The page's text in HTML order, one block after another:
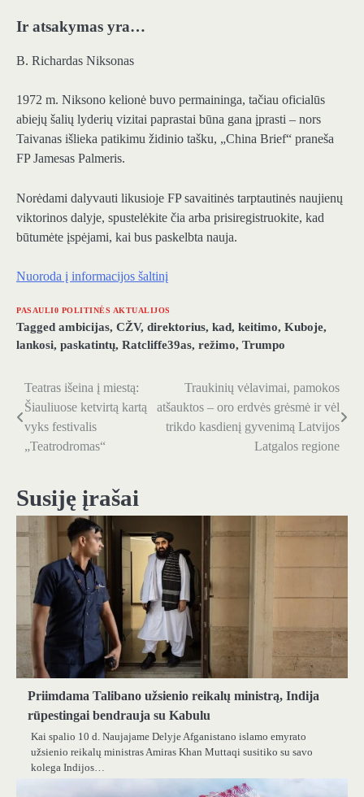
Ir atsakymas yra…
B. Richardas Niksonas
1972 m. Niksono kelionė buvo permaininga, tačiau oficialūs
abiejų šalių lyderių vizitai paprastai būna gana įprasti – nors
Taivanas išlieka patikimu židinio tašku, „China Brief“ praneša
FP Jamesas Palmeris.
Norėdami dalyvauti likusioje FP savaitinės tarptautinės naujienų
viktorinos dalyje, spustelėkite čia arba prisiregistruokite, kad
būtumėte įspėjami, kai bus paskelbta nauja.
Nuoroda į informacijos šaltinį
PASAULI0 POLITINĖS AKTUALIJOS
Tagged ambicijas, CŽV, direktorius, kad, keitimo, Kuboje,
lankosi, paskatintų, Ratcliffe39as, režimo, Trumpo
Navigacija
tarp
įrašų
Teatras išeina į miestą:
Šiauliuose ketvirtą kartą
vyks festivalis
„Teatrodromas“
Traukinių vėlavimai, pamokos
atšauktos – oro erdvės grėsmė ir vėl
trikdo kasdienį gyvenimą Latvijos
Latgalos regione
Susiję įrašai
Priimdama Talibano užsienio reikalų ministrą, Indija
rūpestingai bendrauja su Kabulu
Kai spalio 10 d. Naujajame Delyje Afganistano islamo emyrato
užsienio reikalų ministras Amiras Khan Muttaqi susitiko su savo
kolega Indijos…